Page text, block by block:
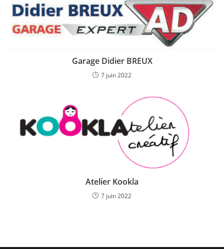
Garage Didier BREUX
7 juin 2022
Atelier Kookla
7 juin 2022